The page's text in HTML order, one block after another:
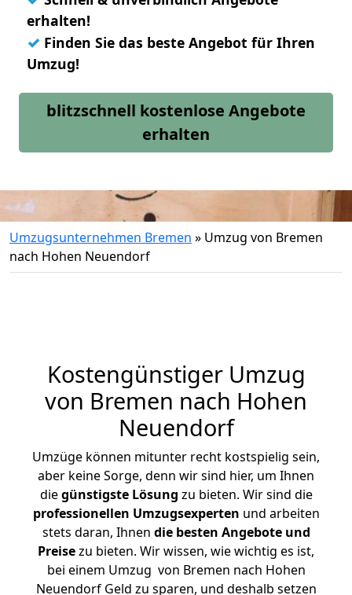
erhalten!
✓ Finden Sie das beste Angebot für Ihren
Umzug!
blitzschnell kostenlose Angebote
erhalten
Umzugsunternehmen Bremen » Umzug von Bremen
nach Hohen Neuendorf
Kostengünstiger Umzug
von Bremen nach Hohen
Neuendorf
Umzüge können mitunter recht kostspielig sein,
aber keine Sorge, denn wir sind hier, um Ihnen
diegünstigste Lösung zu bieten. Wir sind die
professionellen Umzugsexperten und arbeiten
stets daran, Ihnen die besten Angebote und
Preisezu bieten. Wir wissen, wie wichtig es ist,
bei einem Umzug von Bremen nach Hohen
Neuendorf Geld zu sparen, und deshalb setzen